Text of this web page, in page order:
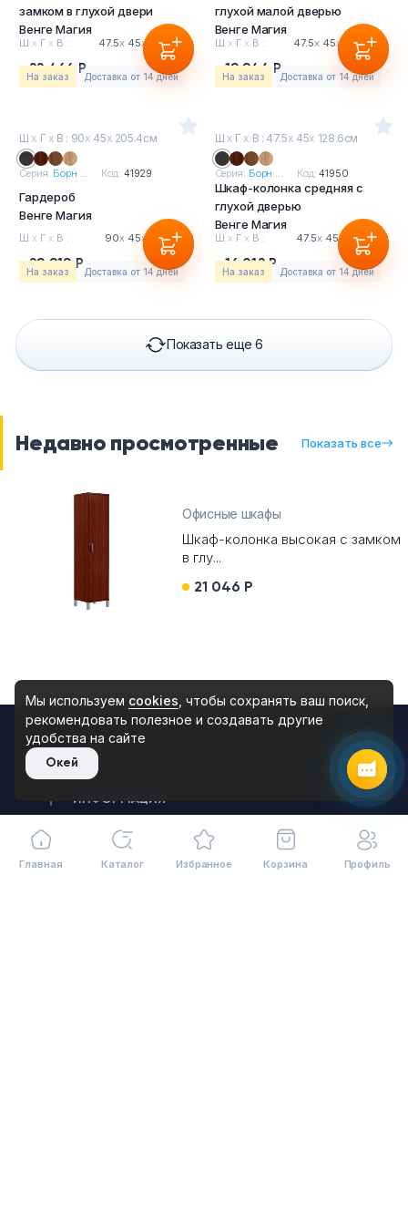
замком в глухой двери
Венге Магия
Ш х Г х В : 47.5х45х 205.4см
22 466 Р
На заказ Доставка от 14 дней
глухой малой дверью
Венге Магия
Ш х Г х В : 47.5х 45х 205.4см
19 944 Р
На заказ Доставка от 14 дней
Ш х Г х В : 90х 45х 205.4см
Серия: Борн ... Код: 41929
Гардероб
Венге Магия
Ш х Г х В : 90х45х 205.4см
29 919 Р
На заказ Доставка от 14 дней
Ш х Г х В : 47.5х 45х 128.6см
Серия: Борн ... Код:41950
Шкаф-колонка средняя с
глухой дверью
Венге Магия
Ш х Г х В : 47.5х 45х 128.6см
16 012 Р
На заказ Доставка от 14 дней
Показать еще 6
Недавно просмотренные Показать все
Офисные шкафы
Шкаф-колонка высокая с замком
в глу...
21 046 Р
Главная Каталог Избранное Корзина Профиль
КАТАЛОГ МЕБЕЛИ
ИНФОРМАЦИЯ
СОТРУДНИЧЕСТВО
Telegram
Чат на сайте
8 (495) 183-47-87
По будням с 09:30 до 18:30
Мы используем cookies , чтобы сохранять ваш поиск,
рекомендовать полезное и создавать другие
удобства на сайте
Окей